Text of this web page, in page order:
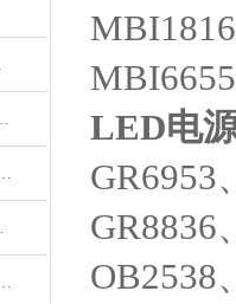
方法
装正品的使用寿命
原装正品的使用寿命
方法
正确使用方法分享
LED电
GR6953
GR8836
OB2538